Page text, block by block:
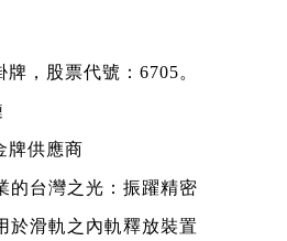
，股票代號：6705。
牌供應商
的台灣之光：振躍精密
於滑軌之內軌釋放裝置